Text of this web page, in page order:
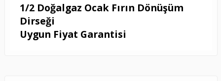
1/2 Doğalgaz Ocak Fırın Dönüşüm
Dirseği
Uygun Fiyat Garantisi